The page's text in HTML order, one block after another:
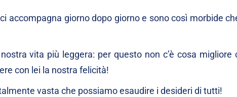
accompagna giorno dopo giorno e sono così morbide
vita più leggera: per questo non c’è cosa migliore
con lei la nostra felicità!
vasta che possiamo esaudire i desideri di tutti!